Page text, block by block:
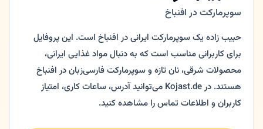
سوپرمارکت در افنباخ
حبیب زاده یک سوپرمارکت ایرانی در افنباخ است. این پروفایل
برای کاربرانی مناسب است که به دنبال مواد غذایی ایرانی،
محصولات شرقی، نان تازه و سوپرمارکت فارسی‌زبان در افنباخ
هستند. در Kojast.de می‌توانید آدرس، ساعات کاری، امتیاز
کاربران و اطلاعات تماس را مشاهده کنید.